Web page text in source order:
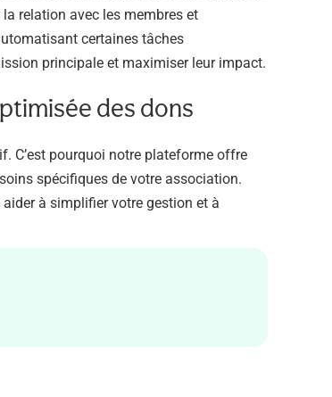
relation avec les membres et
certaines tâches
principale et maximiser leur impact.
des dons
C’est pourquoi notre plateforme offre
spécifiques de votre association.
à simplifier votre gestion et à